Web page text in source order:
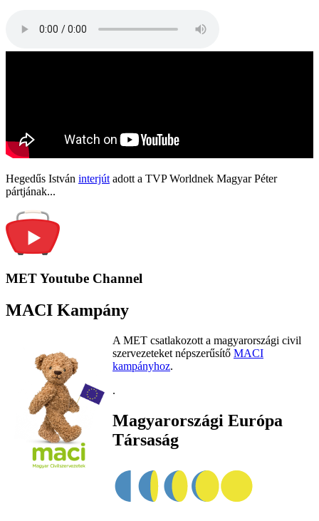
Hegedűs István interjút adott a TVP Worldnek Magyar Péter
pártjának...
MET Youtube Channel
MACI Kampány
A MET csatlakozott a magyarországi civil
szervezeteket népszerűsítő MACI
kampányhoz.
.
Magyarországi Európa
Társaság